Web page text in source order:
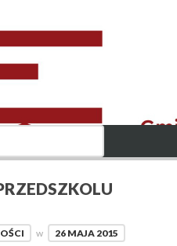
w 26 MAJA 2015